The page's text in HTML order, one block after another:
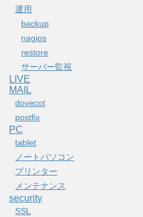
運用
backup
nagios
restore
サーバー監視
LIVE
MAIL
dovecot
postfix
PC
tablet
ノートパソコン
プリンター
メンテナンス
security
SSL